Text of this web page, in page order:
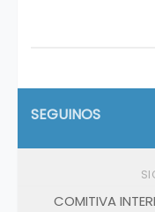
SEGUINOS
COMITIVA